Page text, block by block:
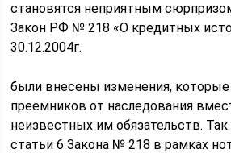
становятся неприятным
Закон РФ № 218 «О кредитных
30.12.2004г.
были внесены изменения,
преемников от наследования
неизвестных им обязательств. Так
статьи 6 Закона № 218 в рамках